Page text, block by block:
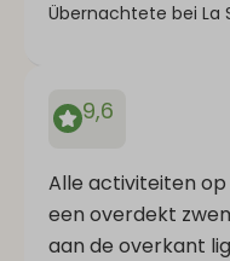
Übernachtete bei La
9,6
Alle activiteiten
een overdekt
aan de overkant